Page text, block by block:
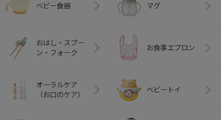
ベビー食器 マグ
おはし・スプー
ン・フォーク
お食事エプロン
オーラルケア
（お口のケア）
ベビートイ